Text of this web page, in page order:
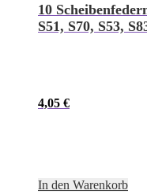
10
S51, S70, S53,
4,05 €
In den Warenkorb